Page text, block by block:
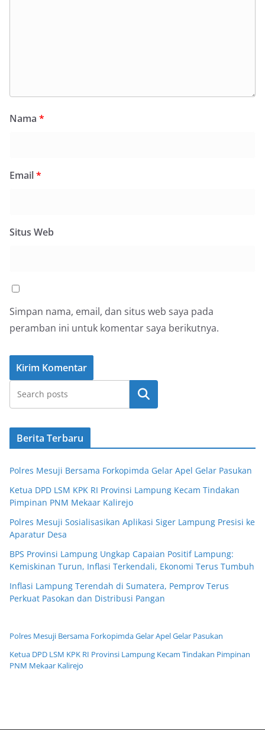
Nama *
Email*
Situs Web
Simpan nama, email, dan situs web saya pada
peramban ini untuk komentar saya berikutnya.
Cari
Berita Terbaru
Polres Mesuji Bersama Forkopimda Gelar Apel Gelar Pasukan
Ketua DPD LSM KPK RI Provinsi Lampung Kecam Tindakan
Pimpinan PNM Mekaar Kalirejo
Polres Mesuji Sosialisasikan Aplikasi Siger Lampung Presisi ke
Aparatur Desa
BPS Provinsi Lampung Ungkap Capaian Positif Lampung:
Kemiskinan Turun, Inflasi Terkendali, Ekonomi Terus Tumbuh
Inflasi Lampung Terendah di Sumatera, Pemprov Terus
Perkuat Pasokan dan Distribusi Pangan
Polres Mesuji Bersama Forkopimda Gelar Apel Gelar Pasukan
Ketua DPD LSM KPK RI Provinsi Lampung Kecam Tindakan Pimpinan
PNM Mekaar Kalirejo